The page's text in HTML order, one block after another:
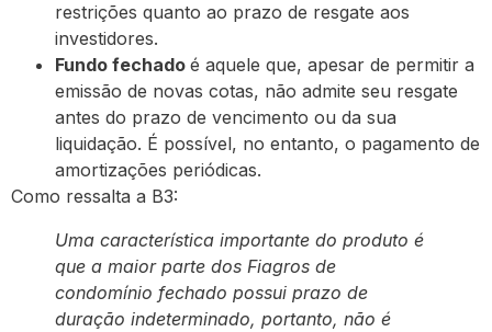
restrições quanto ao prazo de resgate aos
investidores.
Fundo fechado é aquele que, apesar de permitir a
emissão de novas cotas, não admite seu resgate
antes do prazo de vencimento ou da sua
liquidação. É possível, no entanto, o pagamento de
amortizações periódicas.
Como ressalta a B3:
Uma característica importante do produto é
que a maior parte dos Fiagros de
condomínio fechado possui prazo de
duração indeterminado, portanto, não é